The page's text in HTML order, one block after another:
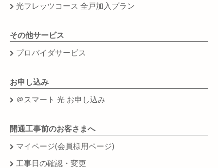
光フレッツコース 全戸加入プラン
その他サービス
プロバイダサービス
お申し込み
＠スマート 光 お申し込み
開通工事前のお客さまへ
マイページ(会員様用ページ)
工事日の確認・変更